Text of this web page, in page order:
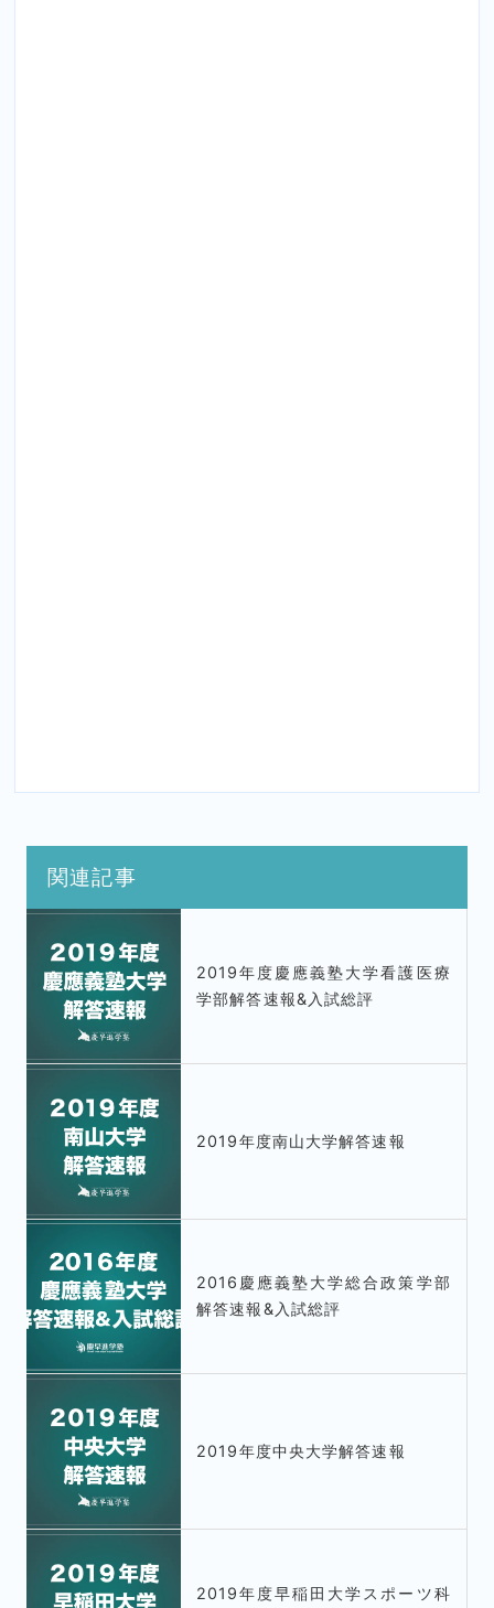
関連記事
2019年度慶應義塾大学看護医療
学部解答速報&入試総評
2019年度南山大学解答速報
2016慶應義塾大学総合政策学部
解答速報&入試総評
2019年度中央大学解答速報
2019年度早稲田大学スポーツ科